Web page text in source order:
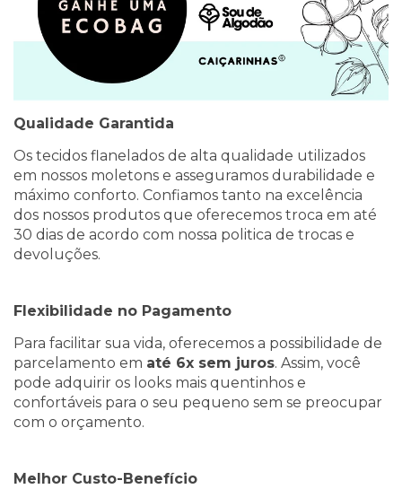
Qualidade Garantida
Os tecidos flanelados de alta qualidade utilizados
em nossos moletons e asseguramos durabilidade e
máximo conforto. Confiamos tanto na excelência
dos nossos produtos que oferecemos troca em até
30 dias de acordo com nossa politica de trocas e
devoluções.
Flexibilidade no Pagamento
Para facilitar sua vida, oferecemos a possibilidade de
parcelamento em até 6x sem juros. Assim, você
pode adquirir os looks mais quentinhos e
confortáveis para o seu pequeno sem se preocupar
com o orçamento.
Melhor Custo-Benefício